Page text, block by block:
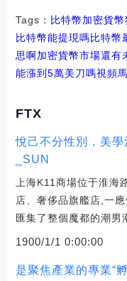
Tags： 比特幣加密貨幣
比特幣能提現嗎比特幣
思啊加密貨幣市場還有
能漲到5萬美刀嗎視頻
FTX
悅己不分性別，美
_SUN
上海K11商場位于淮海
店、奢侈品旗艦店,一
匯集了整個魔都的潮男
1900/1/1 0:00:00
是聚焦產業的專業“